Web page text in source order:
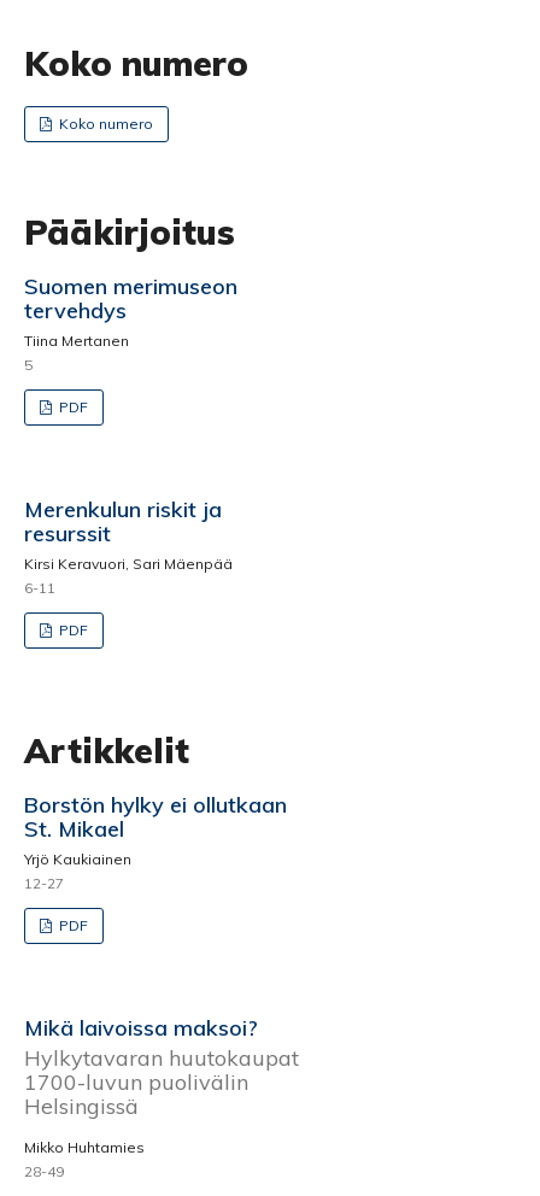
Koko numero
Koko numero
Pääkirjoitus
Suomen merimuseon
tervehdys
Tiina Mertanen
5
PDF
Merenkulun riskit ja
resurssit
Kirsi Keravuori, Sari Mäenpää
6-11
PDF
Artikkelit
Borstön hylky ei ollutkaan
St. Mikael
Yrjö Kaukiainen
12-27
PDF
Mikä laivoissa maksoi?
Hylkytavaran huutokaupat
1700-luvun puolivälin
Helsingissä
Mikko Huhtamies
28-49